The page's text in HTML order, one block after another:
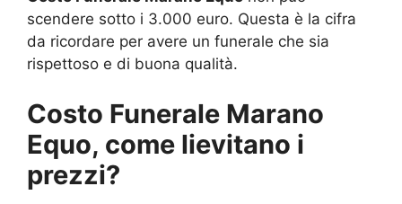
scendere sotto i 3.000 euro. Questa è la cifra
da ricordare per avere un funerale che sia
rispettoso e di buona qualità.
Costo Funerale Marano
Equo, come lievitano i
prezzi?